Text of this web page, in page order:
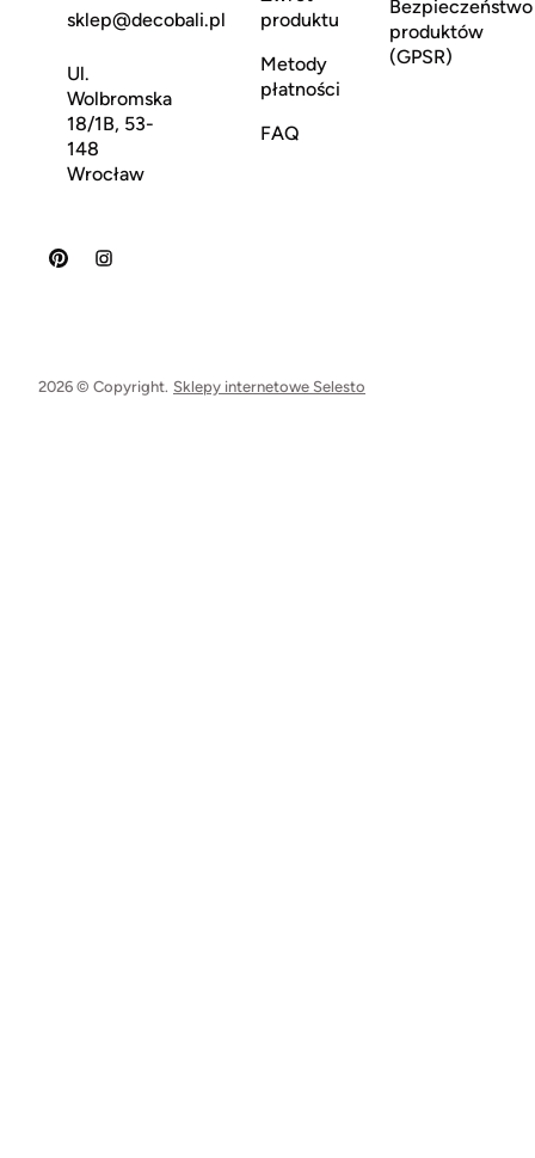
sklep@decobali.pl
Ul.
Wolbromska
18/1B, 53-
148
Wrocław
produktu
Metody
płatności
FAQ
Bezpieczeństwo
produktów
(GPSR)
2026 © Copyright. Sklepy internetowe Selesto